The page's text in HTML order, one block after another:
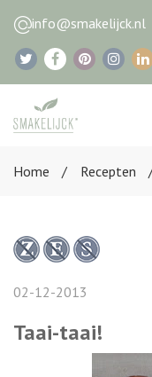
info@smakelijck.nl
Home
Recepten
02-12-2013
Taai-taai!